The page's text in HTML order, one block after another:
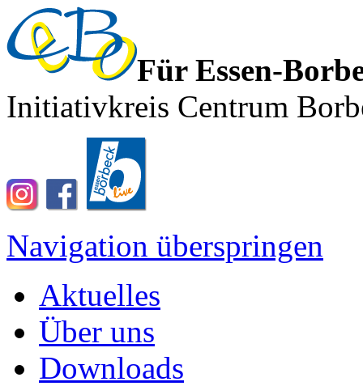
Für Essen-
Initiativkreis Centrum
Navigation überspringen
Aktuelles
Über uns
Downloads